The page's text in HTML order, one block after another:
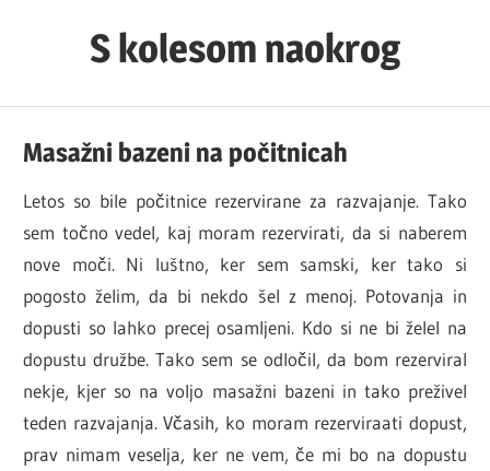
S kolesom naokrog
Masažni bazeni na počitnicah
Letos so bile počitnice rezervirane za razvajanje. Tako
sem točno vedel, kaj moram rezervirati, da si naberem
nove moči. Ni luštno, ker sem samski, ker tako si
pogosto želim, da bi nekdo šel z menoj. Potovanja in
dopusti so lahko precej osamljeni. Kdo si ne bi želel na
dopustu družbe. Tako sem se odločil, da bom rezerviral
nekje, kjer so na voljo masažni bazeni in tako preživel
teden razvajanja. Včasih, ko moram rezerviraati dopust,
prav nimam veselja, ker ne vem, če mi bo na dopustu